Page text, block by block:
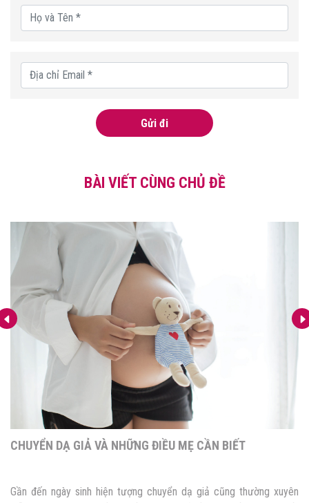
Gửi đi
BÀI VIẾT CÙNG CHỦ ĐỀ
CHUYỂN DẠ GIẢ VÀ NHỮNG ĐIỀU MẸ CẦN BIẾT
Gần đến ngày sinh hiện tượng chuyển dạ giả cũng thường xuyên